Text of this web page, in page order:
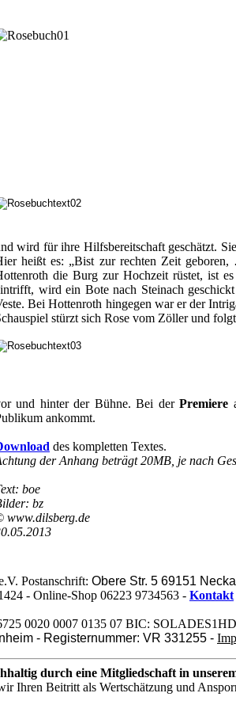
wird für ihre Hilfsbereitschaft geschätzt.
heißt es: „Bist zur rechten Zeit
die Burg zur Hochzeit rüstet, ist
wird ein Bote nach Steinach
Bei Hottenroth hingegen war er der
stürzt sich Rose vom Zöller und
und hinter der Bühne. Bei derPremiere
ankommt.
des kompletten Textes.
der Anhang beträgt 20MB, je nach
boe
bz
www.dilsberg.de
Postanschrift: Obere Str. 5 69151
- Online-Shop 06223 9734563 - Kontakt
0020 0007 0135 07 BIC:
- Registernummer: VR 331255 -
durch eine Mitgliedschaft in
Ihren Beitritt als Wertschätzung und